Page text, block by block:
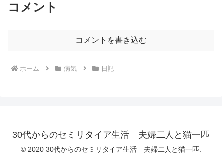
コメント
コメントを書き込む
ホーム 病気 日記
30代からのセミリタイア生活 夫婦二人と猫一匹
© 2020 30代からのセミリタイア生活 夫婦二人と猫一匹.